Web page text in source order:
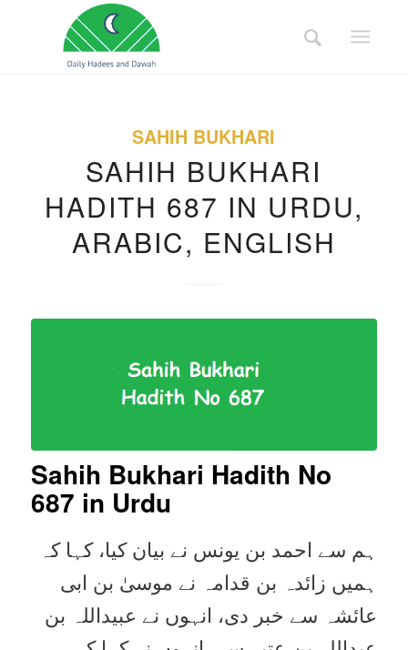
SAHIH BUKHARI
SAHIH BUKHARI
HADITH 687 IN URDU,
ARABIC, ENGLISH
Sahih Bukhari Hadith No
687 in Urdu
ہم سے احمد بن یونس نے بیان کیا، کہا کہ
ہمیں زائدہ بن قدامہ نے موسیٰ بن ابی
عائشہ سے خبر دی، انہوں نے عبیداللہ بن